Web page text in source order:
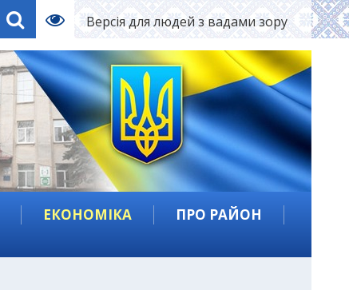
Версія для людей з вадами зору
ЕКОНОМІКА
ПРО РАЙОН